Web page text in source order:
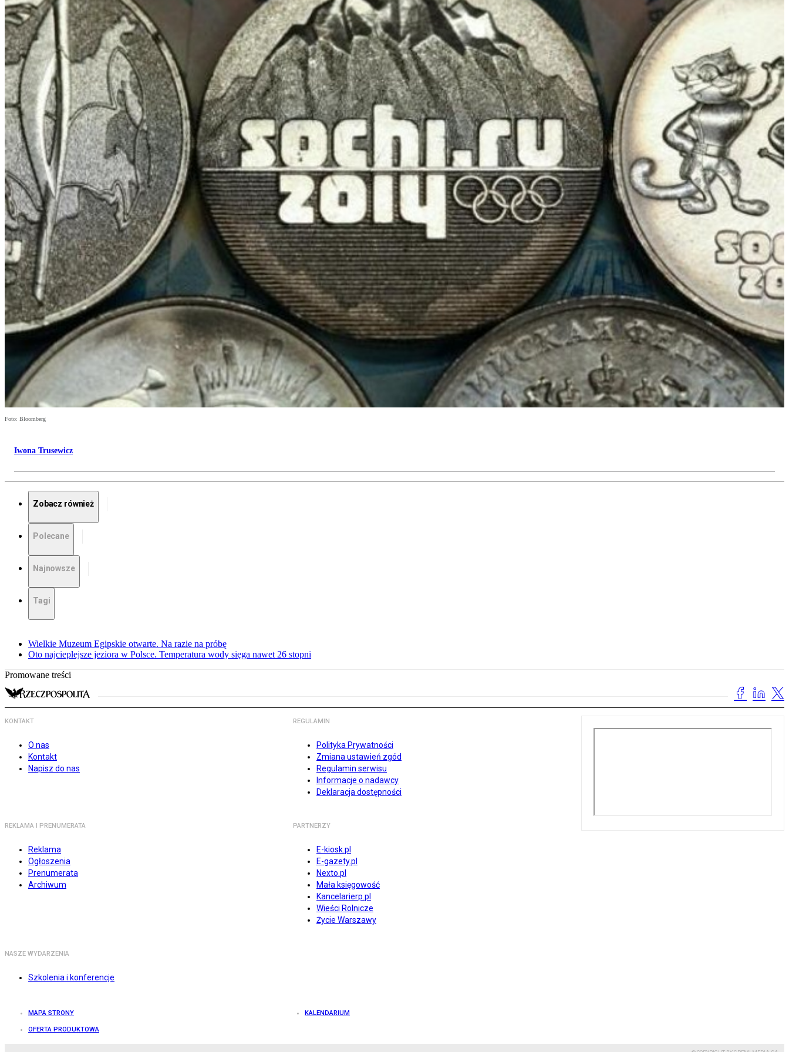
Foto: Bloomberg
Iwona Trusewicz
Zobacz również
Polecane
Najnowsze
Tagi
Wielkie Muzeum Egipskie otwarte. Na razie na próbę
Oto najcieplejsze jeziora w Polsce. Temperatura wody sięga nawet 26 stopni
Promowane treści
KONTAKT
O nas
Kontakt
Napisz do nas
REGULAMIN
Polityka Prywatności
Zmiana ustawień zgód
Regulamin serwisu
Informacje o nadawcy
Deklaracja dostępności
REKLAMA I PRENUMERATA
Reklama
Ogłoszenia
Prenumerata
Archiwum
PARTNERZY
E-kiosk.pl
E-gazety.pl
Nexto.pl
Mała księgowość
Kancelarierp.pl
Wieści Rolnicze
Życie Warszawy
NASZE WYDARZENIA
Szkolenia i konferencje
MAPA STRONY KALENDARIUM
OFERTA PRODUKTOWA